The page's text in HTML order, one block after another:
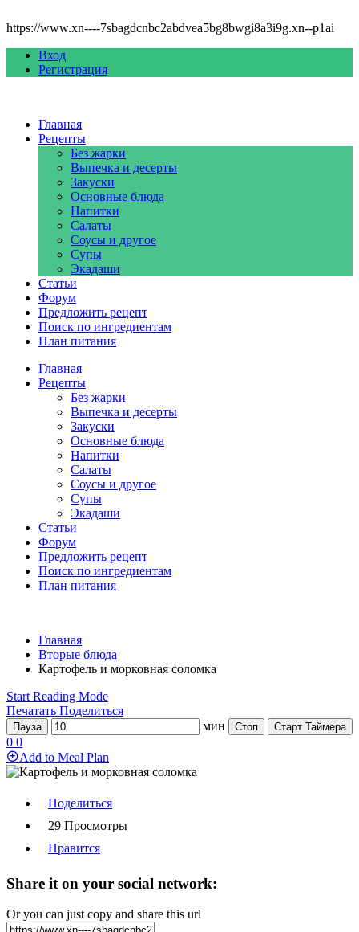
https://www.xn----7sbagdcnbc2abdvea5bg8bwgi8a3i9g.xn--p1ai
Вход
Регистрация
Главная
Рецепты
Без жарки
Выпечка и десерты
Закуски
Основные блюда
Напитки
Салаты
Соусы и другое
Супы
Экадаши
Статьи
Форум
Предложить рецепт
Поиск по ингредиентам
План питания
Главная
Рецепты
Без жарки
Выпечка и десерты
Закуски
Основные блюда
Напитки
Салаты
Соусы и другое
Супы
Экадаши
Статьи
Форум
Предложить рецепт
Поиск по ингредиентам
План питания
Главная
Вторые блюда
Картофель и морковная соломка
Start Reading Mode
Печатать Поделиться
Пауза мин Стоп Старт Таймера
0 0
Add to Meal Plan
Поделиться
29 Просмотры
Нравится
Share it on your social network:
Or you can just copy and share this url